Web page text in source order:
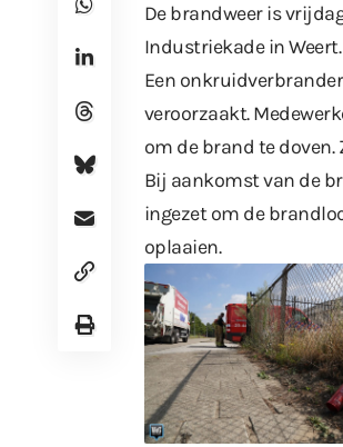
De brandweer is
Industriekade in Weert.
Een
veroorzaakt.
om de brand te
Bij aankomst van de
ingezet om de
oplaaien.